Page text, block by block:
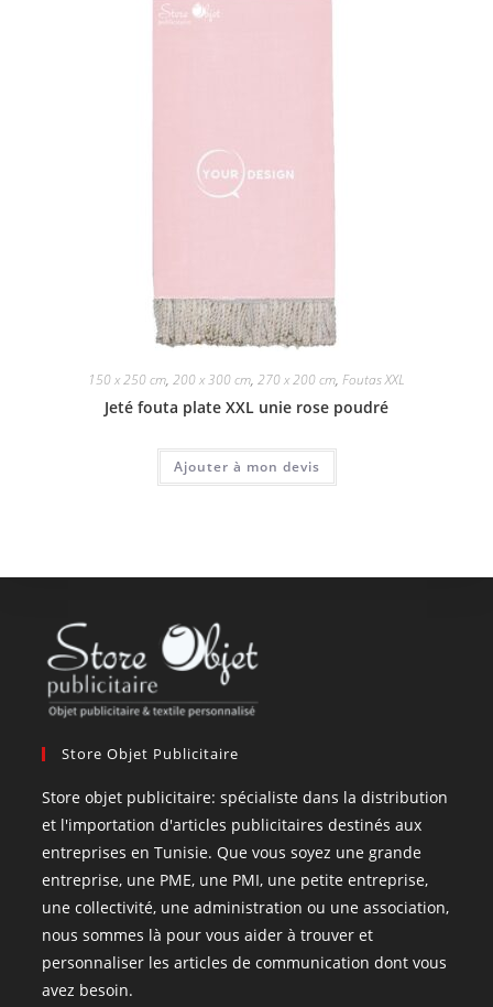
150 x 250 cm, 200 x 300 cm, 270 x 200 cm, Foutas XXL
Jeté fouta plate XXL unie rose poudré
Ajouter à mon devis
Store Objet Publicitaire
Store objet publicitaire: spécialiste dans la distribution
et l'importation d'articles publicitaires destinés aux
entreprises en Tunisie. Que vous soyez une grande
entreprise, une PME, une PMI, une petite entreprise,
une collectivité, une administration ou une association,
nous sommes là pour vous aider à trouver et
personnaliser les articles de communication dont vous
avez besoin.